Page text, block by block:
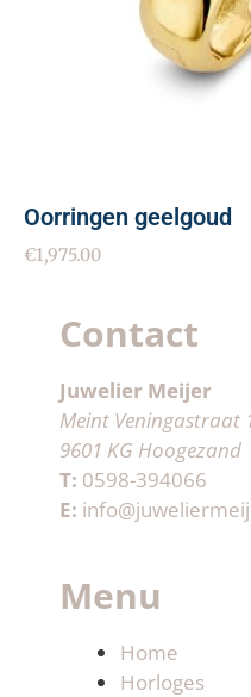
Oorringen geelgoud
€1,975.00
Contact
Juwelier Meijer
Meint Veningastraat
9601 KG Hoogezand
T: 0598-394066
E:
Menu
Home
Horloges